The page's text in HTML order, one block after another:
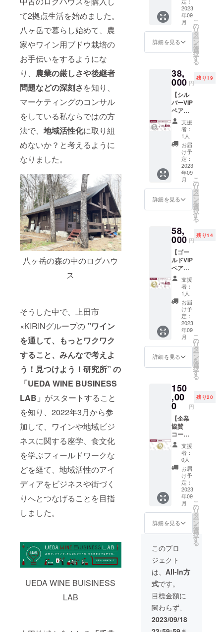
て2拠点生活を始めました。
八ヶ岳で暮らし始めて、農
家やワイン用ブドウ栽培の
お手伝いをするようにな
り、 農業の厳しさや後継者
問題などの深刻さを知り、
マーケティングのコンサル
をしている私ならではの方
法で、 地域活性化に取り組
めないか？と考えるように
なりました。
八ヶ岳の森の中のログハウ
ス
そうした中で、上田市
×KIRINグループの ”ワイン
を通して、もっとワクワク
すること、みんなで考えよ
う！見つけよう！研究所” の
「UEDA WINE BUSINESS
LAB」 がスタートすること
を知り、2022年3月から参
加して、ワインや地域ビジ
ネスに関する座学、食文化
を学ぶフィールドワークな
どを経て、地域活性のアイ
ディアをビジネスや街づく
りへとつなげることを目指
しました。
UEDA WINE BUISINESS
LAB
youメー
ル ・オ
フィ
シャル
お名前
（文
22日～
30日の
予定）
※支援
時、必
ず備考
欄に掲
載を希
望され
るお名
前をご
記入く
ださ
い。 ※
現地と
交通費
は含ま
ん。
し） ・
Thank
youメー
ル ・オ
シャル
HPへの
字）掲
載（9月
22日～
30日の
予定）
※支援
時、必
ず備考
欄に掲
載を希
望され
るお名
前をご
記入く
ださ
現地と
の往復
れませ
ん。
量：約
113g /
材質:プ
ラス
チック /
色:クリ
ント会
場での
お渡
し） ・
首掛け
ワイン
グラス
バッグ2
個（サ
イズ：
縦240×
横170×
マチ
80mm/
材質：
色：エ
ンジ）
場での
お渡
し） ・
ポスト
カード
（イベ
ント会
場での
お渡
し） ・
Thank
youメー
ル ・オ
フィ
シャル
お名前
（文
22日～
30日の
予定）
※支援
時、必
ず備考
欄に掲
載を希
望され
るお名
前をご
記入く
ださ
い。 ※
現地と
の往復
は含ま
れませ
ツ1枚
(サイ
ズ：
S.M.L/
材質：
ンジ)
（イベ
ント会
場での
お渡
し） ・
飲食チ
ケット
6,000円
分（イ
ベント
会場で
のお渡
し） ・
割れな
いグラ
ス1個
直径
62.5m
m、底
直径
69.5m
m、高
さ
235mm
量:207
ml / 重
量：約
113g /
材質:プ
ラス
チック /
色:クリ
ア/日本
ント会
場での
お渡
し） ・
首掛け
ワイン
グラス
バッグ1
個（サ
イズ：
縦240×
横170×
マチ
80mm/
材質：
不織布/
ンジ）
（イベ
場での
お渡
し） ・
ポスト
（イベ
ント会
場での
お渡
し） ・
Thank
分に会
場の上
田城跡
公園芝
生広場
にて開
催予
のご参
加 ・
VIP席
（テン
ト内椅
子席 1
日終
日） ・
まつた
け塩
（容
量：
30g/保
存方
法：常
温/賞味
期限：
けオイ
ル（容
量：
100ml/
保存方
法：常
温/賞味
期限：2
年）1
個 ※ど
ちらか
をお選
びいた
だくこ
とは出
来ませ
ん ※原
食品表
示はお
届け商
品のラ
ベルに
表記さ
れま
す。商
品開封
前には
必ず貼
付され
たラベ
ルや注
意書き
をご確
認くだ
さい。
場での
し） ・
オリジ
ナルス
タッフT
シャツ1
枚(サイ
ズ：
S.M.L/
2023
年09
月
詳細を見る
こ
の
リ
タ
ー
ン
を
選
択
す
る
38,
000 円
残り19
【シル
バーVIP
ペア
コー
ス】 ・
開会式
（9月23
日午前
10時～
10時30
分に会
場の上
田城跡
公園芝
生広場
にて開
定）へ
のご参
加 ・
VIP席
（3時間
×2席）
・オリ
ジナル
スタッ
フTシャ
ツ2枚
（イベ
ント会
場での
お渡
し） ・
飲食チ
（イベ
ント会
場での
お渡
し） ・
割れな
いグラ
ス2個
（イベ
ント会
場での
お渡
し） ・
首掛け
ワイン
グラス
バッグ2
個（イ
のお渡
し） ・
ポスト
カード
・
Thank
youメー
ル ・オ
フィ
シャル
HPへの
支援
者：
1人
お届
け予
定：
2023
年09
月
詳細を見る
こ
の
リ
タ
ー
ン
を
選
択
す
る
58,
000 円
残り14
【ゴー
ルドVIP
ペア
コー
ス】 ・
開会式
（9月23
日午前
10時～
10時30
分に会
場の上
田城跡
公園芝
生広場
にて開
定）へ
のご参
加 ・
VIP席
（テン
ト内椅
子席 1
日終日
×2席）
・まつ
たけ塩
（容
量：
30g/保
存方
法：常
温/賞味
期限：
無し）
または
まつた
けオイ
ル（容
量：
100ml/
保存方
法：常
温/賞味
期限：2
年）2
個 ※ど
支援
者：
1人
お届
け予
定：
2023
年09
月
詳細を見る
こ
の
リ
タ
ー
ン
を
選
択
す
る
150
,00
0 円
残り20
【企業
協賛
コー
ス】 ・
開会式
（9月23
日午前
10時～
10時30
分に会
場の上
田城跡
公園芝
生広場
にて開
催予
定）へ
のご参
加4名
・特設
ステー
ジでの
協賛企
業ご紹
介 ・イ
ベント
パンフ
支援
者：
0人
お届
け予
定：
2023
年09
月
詳細を見る
こ
の
リ
タ
ー
ン
を
選
択
す
る
このプロ
ジェクト
は、 All-In方
式です。
目標金額に
関わらず、
2023/09/18